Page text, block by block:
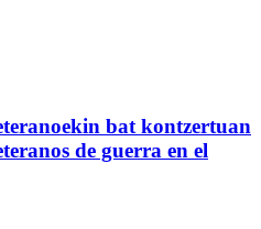
bat kontzertuan
de guerra en el